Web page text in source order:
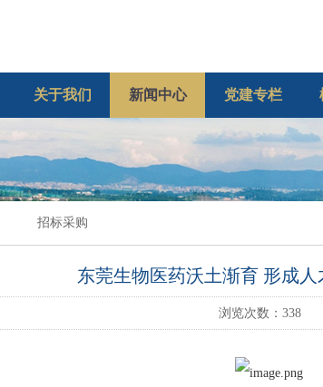
关于我们 新闻中心 党建专栏
招标采购
东莞生物医药沃土渐育 形成人
浏览次数： 338